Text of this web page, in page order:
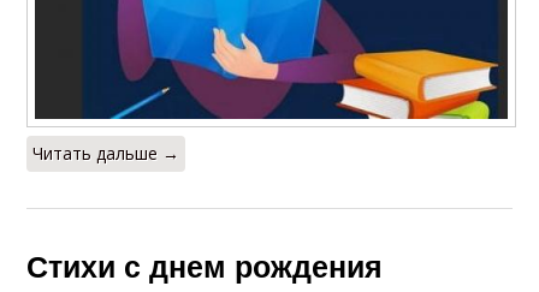
Читать дальше →
Стихи с днем рождения